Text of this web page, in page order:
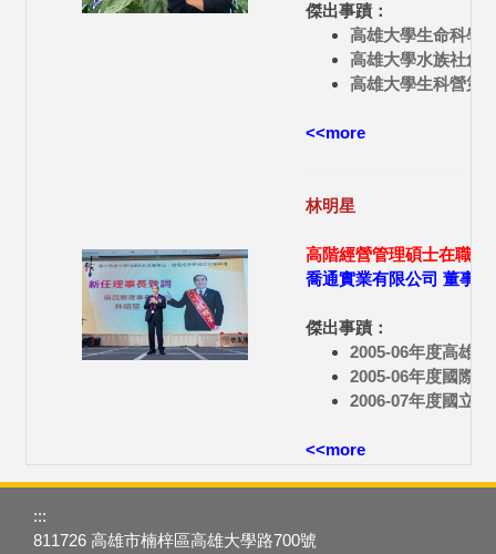
傑出事蹟：
高雄大學生命科學
高雄大學水族社創
高雄大學生科營第
<<more
林明星
高階經營管理碩士在職專
喬通實業有限公司 董事長
傑出事蹟：
2005-06年度高雄
2005-06年度國際
2006-07年度國立
<<more
:::
811726 高雄市楠梓區高雄大學路700號